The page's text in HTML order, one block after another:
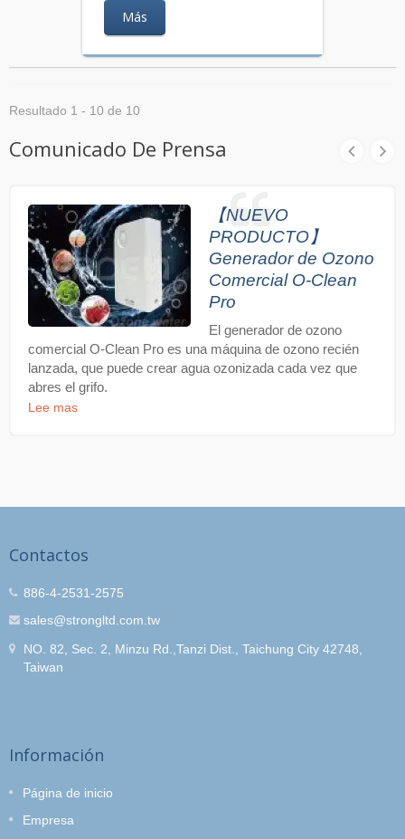
Más
Resultado 1 - 10 de 10
Comunicado De Prensa
【NUEVO
PRODUCTO】
Generador de Ozono
Comercial O-Clean
Pro
El generador de ozono
comercial O-Clean Pro es una máquina de ozono recién
lanzada, que puede crear agua ozonizada cada vez que
abres el grifo.
Lee mas
Contactos
886-4-2531-2575
sales@strongltd.com.tw
NO. 82, Sec. 2, Minzu Rd.,Tanzi Dist., Taichung City 42748,
Taiwan
Información
Página de inicio
Empresa